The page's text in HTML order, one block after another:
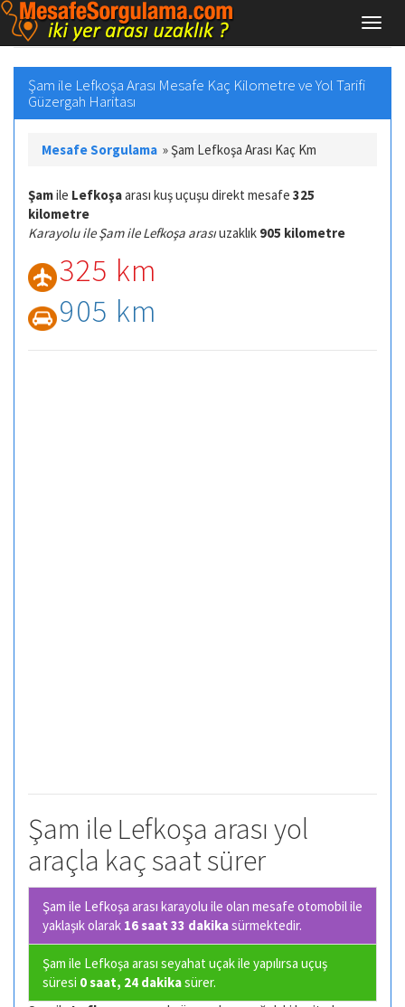
Şam ile Lefkoşa Arası Mesafe Kaç Kilometre ve Yol Tarifi
Güzergah Haritası
Mesafe Sorgulama »Şam Lefkoşa Arası Kaç Km
Şamile Lefkoşaarası kuş uçuşu direkt mesafe 325
kilometre
Karayolu ile Şam ile Lefkoşa arasıuzaklık 905 kilometre
325 km
905 km
Şam ile Lefkoşa arası yol
araçla kaç saat sürer
Şam ile Lefkoşa arası karayolu ile olan mesafe otomobil ile
yaklaşık olarak 16 saat 33 dakikasürmektedir.
Şam ile Lefkoşa arası seyahat uçak ile yapılırsa uçuş
süresi 0 saat, 24 dakikasürer.